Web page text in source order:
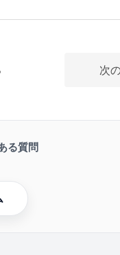
次
る質問